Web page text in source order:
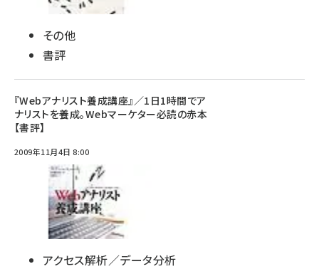
その他
書評
『Webアナリスト養成講座』／1日1時間でア
ナリストを養成。Webマーケター必読の赤本
【書評】
2009年11月4日 8:00
アクセス解析／データ分析